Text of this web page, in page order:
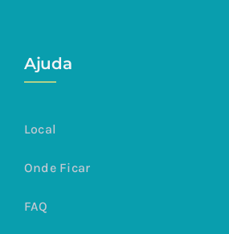
Ajuda
Local
Onde Ficar
FAQ